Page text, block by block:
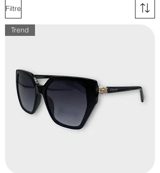
Filtre
Trend